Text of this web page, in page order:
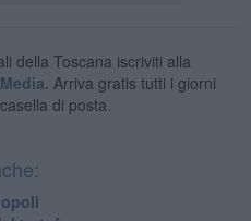
della Toscana iscriviti alla
Arriva gratis tutti i giorni
di posta.